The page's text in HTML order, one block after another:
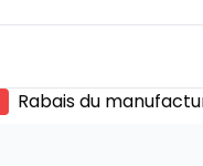
Rabais du